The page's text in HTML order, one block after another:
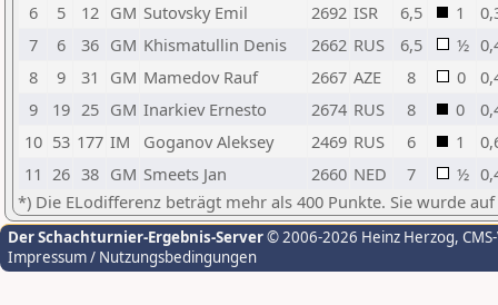
6
5 12 GM Sutovsky Emil 2692 ISR 6,5 1
7
6 36 GM Khismatullin Denis 2662 RUS 6,5 ½
8
9 31 GM Mamedov Rauf 2667 AZE 8 0
9
19 25 GM Inarkiev Ernesto 2674 RUS 8 0
10 53 177 IM Goganov Aleksey 2469 RUS 6 1
11 26 38 GM Smeets Jan 2660 NED 7 ½
*) Die ELodifferenz beträgt mehr als 400 Punkte. Sie wurde
Der Schachturnier-Ergebnis-Server© 2006-2026 Heinz Herzog,
Impressum / Nutzungsbedingungen